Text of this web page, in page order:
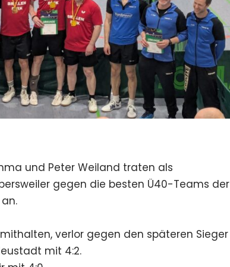
und Peter Weiland traten als
gegen die besten Ü40-Teams der
verlor gegen den späteren Sieger
mit 4:2.